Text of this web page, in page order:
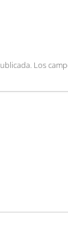
Los